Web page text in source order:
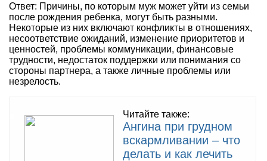
Ответ: Причины, по которым муж может уйти из семьи
после рождения ребенка, могут быть разными.
Некоторые из них включают конфликты в отношениях,
несоответствие ожиданий, изменение приоритетов и
ценностей, проблемы коммуникации, финансовые
трудности, недостаток поддержки или понимания со
стороны партнера, а также личные проблемы или
незрелость.
Читайте также:
Ангина при грудном
вскармливании – что
делать и как лечить